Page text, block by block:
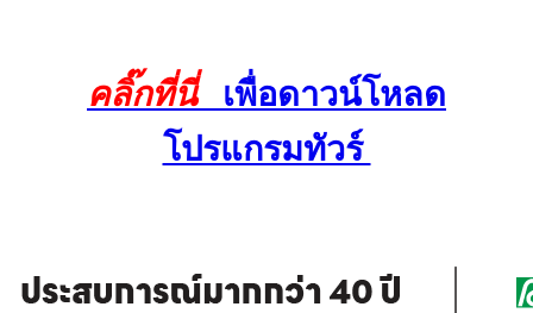
คลิ๊กที่นี่
เพื่อดาวน์โหลด
โปรแกรมทัวร์